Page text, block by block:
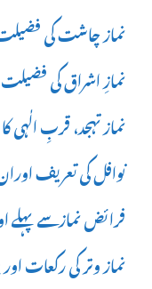
نماز چاشت کی
نمازِ اشراق کی
نماز تہجد، قربِ الٰہی
نوافل کی تعریف
فرائض نمازسے پہلے
نماز وتر کی رکعات اور